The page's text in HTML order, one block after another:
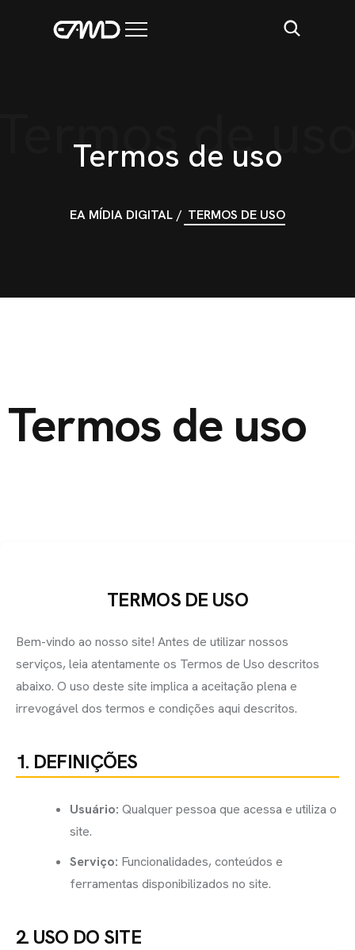
Termos de uso
de
EA MÍDIA DIGITAL TERMOS DE USO
Termos de uso
TERMOS DE USO
Bem-vindo ao nosso site! Antes de utilizar nossos
serviços, leia atentamente os Termos de Uso descritos
abaixo. O uso deste site implica a aceitação plena e
irrevogável dos termos e condições aqui descritos.
1. DEFINIÇÕES
Usuário: Qualquer pessoa que acessa e utiliza o
site.
Serviço: Funcionalidades, conteúdos e
ferramentas disponibilizados no site.
2. USO DO SITE